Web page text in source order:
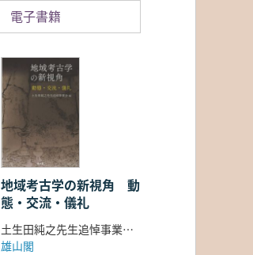
電子書籍
地域考古学の新視角 動
態・交流・儀礼
土生田純之先生追悼事業会 編
雄山閣